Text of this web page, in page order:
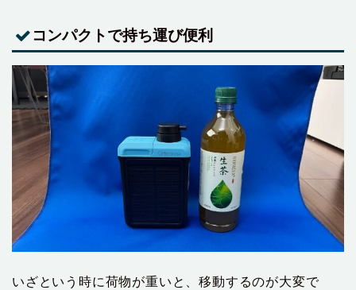
コンパクトで持ち運び便利
いざという時に荷物が重いと、移動するのが大変で